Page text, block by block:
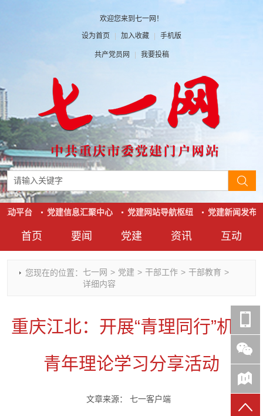
欢迎您来到七一网！
设为首页 | 加入收藏 | 手机版
共产党员网 | 我要投稿
首页 要闻
时政要闻
干部任免
理论武装
七一视角
党建
党建动态
人才工作
基层组织建设
作风建设
资讯
热点关注
党刊好文
党务知识
党史参阅
七一书院
互动
红岩评论
七一文学
党建头条微信公众号
七一号
动平台 党建信息汇聚中心 党建网站导航枢纽 党建新闻发布
您现在的位置： 七一网 > 党建 > 干部工作 > 干部教育 >
详细内容
重庆江北：开展“青理同行”机关
青年理论学习分享活动
文章来源： 七一客户端